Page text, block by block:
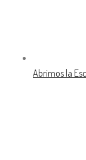
Abrimos la